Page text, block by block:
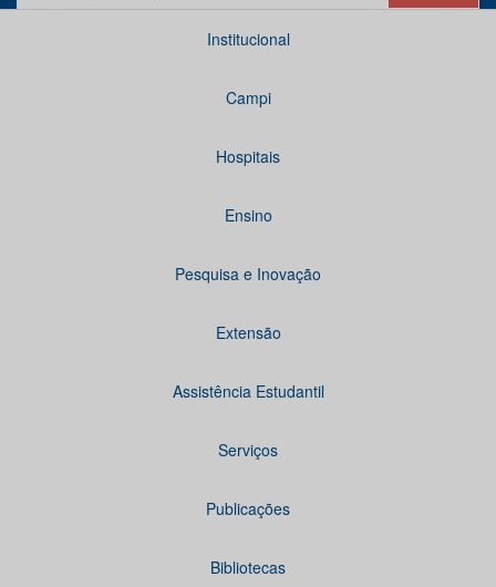
Institucional
Campi
Hospitais
Ensino
Pesquisa e Inovação
Extensão
Assistência Estudantil
Serviços
Publicações
Bibliotecas